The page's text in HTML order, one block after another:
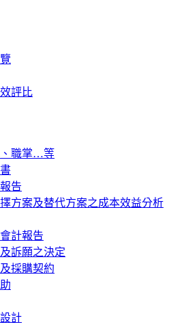
評比
職掌…等
告
方案及替代方案之成本效益分析
計報告
訴願之決定
採購契約
計